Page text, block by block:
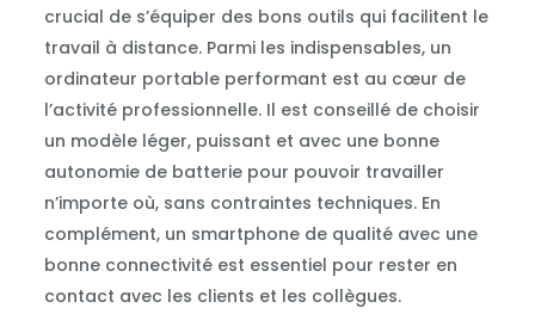
crucial de s’équiper des bons outils qui facilitent le
travail à distance. Parmi les indispensables, un
ordinateur portable performant est au cœur de
l’activité professionnelle. Il est conseillé de choisir
un modèle léger, puissant et avec une bonne
autonomie de batterie pour pouvoir travailler
n’importe où, sans contraintes techniques. En
complément, un smartphone de qualité avec une
bonne connectivité est essentiel pour rester en
contact avec les clients et les collègues.